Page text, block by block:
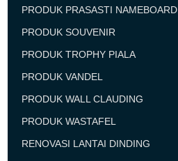
PRODUK PRASASTI NAMEBOARD
PRODUK SOUVENIR
PRODUK TROPHY PIALA
PRODUK VANDEL
PRODUK WALL CLAUDING
PRODUK WASTAFEL
RENOVASI LANTAI DINDING